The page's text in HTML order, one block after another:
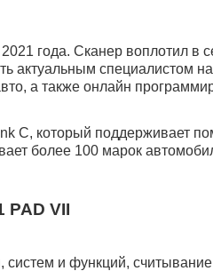
года. Cканер воплотил в
актуальным специалистом
а также онлайн
C, который поддерживает
более 100 марок
VII
и функций,